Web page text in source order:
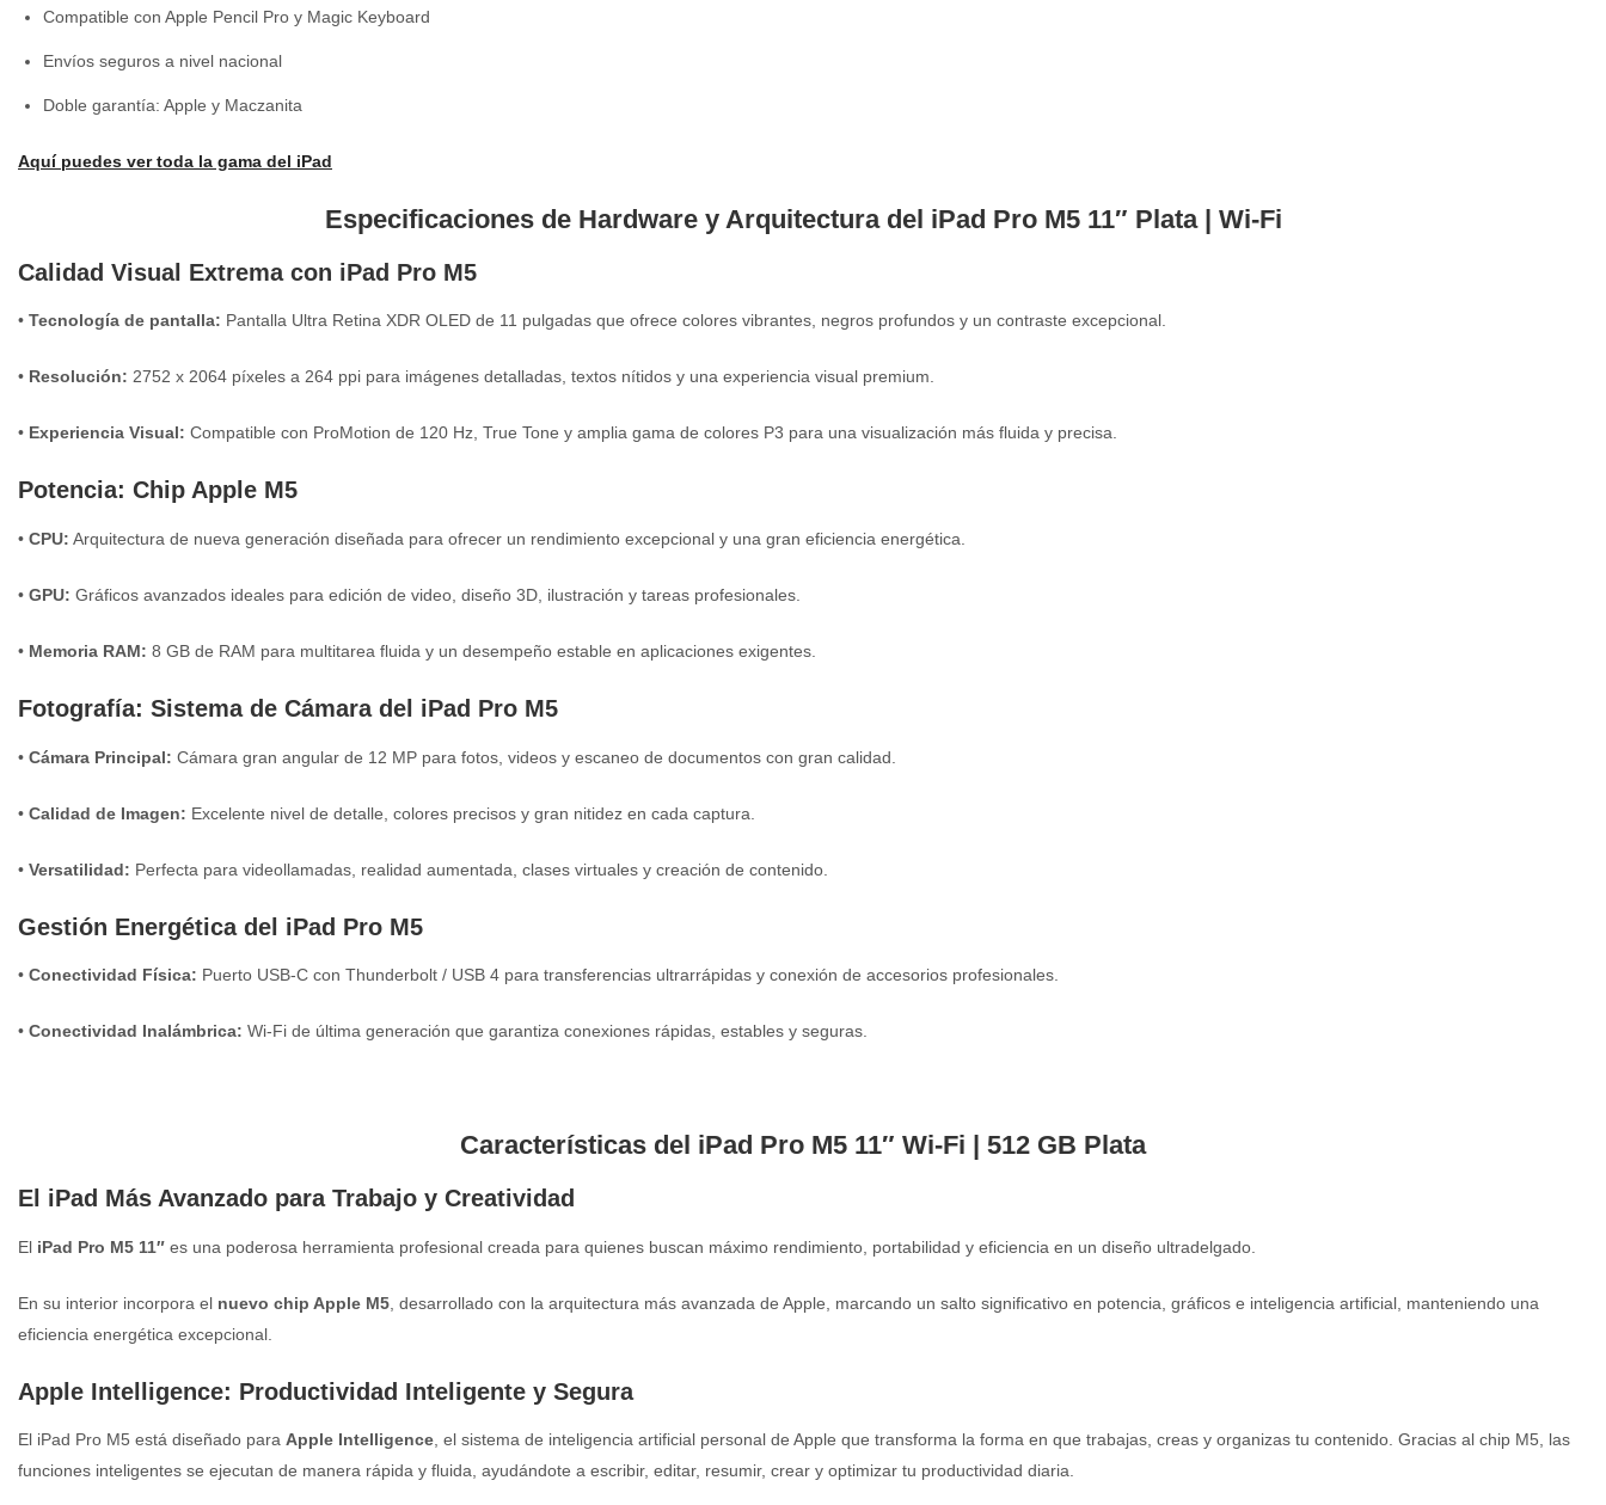
Compatible con Apple Pencil Pro y Magic Keyboard
Envíos seguros a nivel nacional
Doble garantía: Apple y Maczanita
Aquí puedes ver toda la gama del iPad
Especificaciones de Hardware y Arquitectura del iPad Pro M5 11″ Plata | Wi-Fi
Calidad Visual Extrema con iPad Pro M5
• Tecnología de pantalla: Pantalla Ultra Retina XDR OLED de 11 pulgadas que ofrece colores vibrantes, negros profundos y un contraste excepcional.
• Resolución: 2752 x 2064 píxeles a 264 ppi para imágenes detalladas, textos nítidos y una experiencia visual premium.
• Experiencia Visual: Compatible con ProMotion de 120 Hz, True Tone y amplia gama de colores P3 para una visualización más fluida y precisa.
Potencia: Chip Apple M5
• CPU: Arquitectura de nueva generación diseñada para ofrecer un rendimiento excepcional y una gran eficiencia energética.
• GPU: Gráficos avanzados ideales para edición de video, diseño 3D, ilustración y tareas profesionales.
• Memoria RAM: 8 GB de RAM para multitarea fluida y un desempeño estable en aplicaciones exigentes.
Fotografía: Sistema de Cámara del iPad Pro M5
• Cámara Principal: Cámara gran angular de 12 MP para fotos, videos y escaneo de documentos con gran calidad.
• Calidad de Imagen: Excelente nivel de detalle, colores precisos y gran nitidez en cada captura.
• Versatilidad: Perfecta para videollamadas, realidad aumentada, clases virtuales y creación de contenido.
Gestión Energética del iPad Pro M5
• Conectividad Física: Puerto USB-C con Thunderbolt / USB 4 para transferencias ultrarrápidas y conexión de accesorios profesionales.
• Conectividad Inalámbrica: Wi-Fi de última generación que garantiza conexiones rápidas, estables y seguras.
Características del iPad Pro M5 11″ Wi-Fi | 512 GB Plata
El iPad Más Avanzado para Trabajo y Creatividad
El iPad Pro M5 11″ es una poderosa herramienta profesional creada para quienes buscan máximo rendimiento, portabilidad y eficiencia en un diseño ultradelgado.
En su interior incorpora el nuevo chip Apple M5 , desarrollado con la arquitectura más avanzada de Apple, marcando un salto significativo en potencia, gráficos e inteligencia artificial, manteniendo una
eficiencia energética excepcional.
Apple Intelligence: Productividad Inteligente y Segura
El iPad Pro M5 está diseñado para Apple Intelligence , el sistema de inteligencia artificial personal de Apple que transforma la forma en que trabajas, creas y organizas tu contenido. Gracias al chip M5, las
funciones inteligentes se ejecutan de manera rápida y fluida, ayudándote a escribir, editar, resumir, crear y optimizar tu productividad diaria.